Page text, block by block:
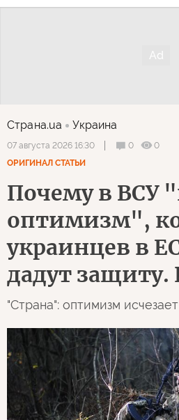
Страна.ua Украина
07 августа 2026 16:30 0
0
ОРИГИНАЛ СТАТЬИ
Почему в ВСУ
оптимизм",
украинцев в
дадут защиту.
"Страна": оптимизм